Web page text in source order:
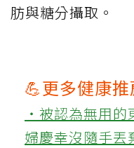
肪與糖分攝取。
💪更多健康推
‧被認為無用的
婦慶幸沒隨手丟